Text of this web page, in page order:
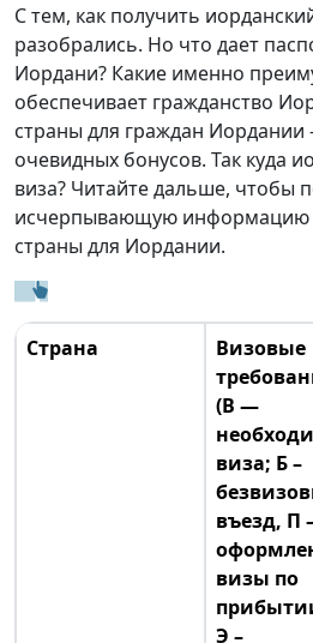
С тем, как получить
разобрались. Но что дает
Иордани? Какие именно
обеспечивает гражданство
страны для граждан Иордании
очевидных бонусов. Так куда
виза? Читайте дальше, чтобы
исчерпывающую информацию
страны для Иордании.
Страна
Визовые
(В —
виза; Б –
въезд, П
визы по
Э –